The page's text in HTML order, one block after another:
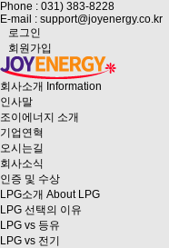
Phone : 031) 383-8228
E-mail : support@joyenergy.co.kr
로그인
회원가입
회사소개 Information
인사말
조이에너지 소개
기업연혁
오시는길
회사소식
인증 및 수상
LPG소개 About LPG
LPG 선택의 이유
LPG vs 등유
LPG vs 전기